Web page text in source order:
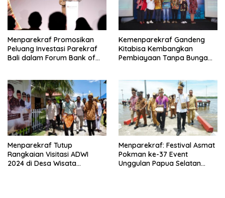
Menparekraf Promosikan
Peluang Investasi Parekraf
Bali dalam Forum Bank of
Kemenparekraf Gandeng
Kitabisa Kembangkan
Pembiayaan Tanpa Bunga
Menparekraf Tutup
Rangkaian Visitasi ADWI
2024 di Desa Wisata
Menparekraf: Festival Asmat
Pokman ke-37 Event
Unggulan Papua Selatan